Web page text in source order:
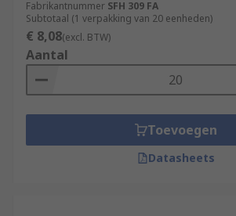
Fabrikantnummer SFH 309 FA
Subtotaal (1 verpakking van 20 eenheden)
€ 8,08(excl. BTW)
Aantal
Toevoegen
Datasheets